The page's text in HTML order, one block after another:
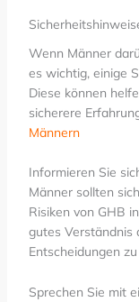
Wenn Männer
es wichtig, einige
Diese können
sicherere
Männern
Informieren Sie
Männer sollten
Risiken von GHB
gutes Verständnis
Entscheidungen
Sprechen Sie mit